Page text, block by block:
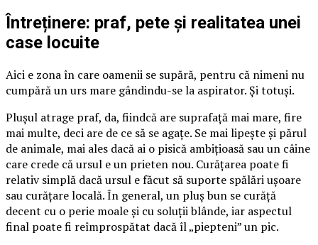
Întreținere: praf, pete și realitatea unei
case locuite
Aici e zona în care oamenii se supără, pentru că nimeni nu
cumpără un urs mare gândindu-se la aspirator. Și totuși.
Plușul atrage praf, da, fiindcă are suprafață mai mare, fire
mai multe, deci are de ce să se agațe. Se mai lipește și părul
de animale, mai ales dacă ai o pisică ambițioasă sau un câine
care crede că ursul e un prieten nou. Curățarea poate fi
relativ simplă dacă ursul e făcut să suporte spălări ușoare
sau curățare locală. În general, un pluș bun se curăță
decent cu o perie moale și cu soluții blânde, iar aspectul
final poate fi reîmprospătat dacă îl „piepteni” un pic.